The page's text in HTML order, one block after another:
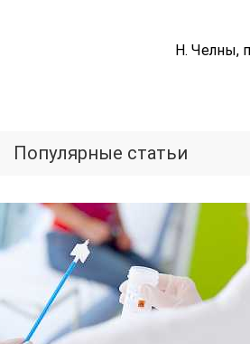
Н. Челны,
Популярные статьи